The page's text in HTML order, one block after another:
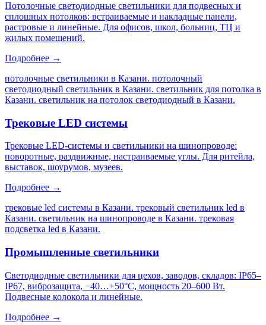
Потолочные светодиодные светильники для подвесных и
сплошных потолков: встраиваемые и накладные панели,
растровые и линейные. Для офисов, школ, больниц, ТЦ и
жилых помещений.
Подробнее →
потолочные светильники в Казани. потолочный
светодиодный светильник в Казани. светильник для потолка в
Казани. светильник на потолок светодиодный в Казани.
Трековые LED системы
Трековые LED-системы и светильники на шинопроводе:
поворотные, раздвижные, настраиваемые углы. Для ритейла,
выставок, шоурумов, музеев.
Подробнее →
трековые led системы в Казани. трековый светильник led в
Казани. светильник на шинопроводе в Казани. трековая
подсветка led в Казани.
Промышленные светильники
Светодиодные светильники для цехов, заводов, складов: IP65–
IP67, виброзащита, −40…+50°C, мощность 20–600 Вт.
Подвесные колокола и линейные.
Подробнее →